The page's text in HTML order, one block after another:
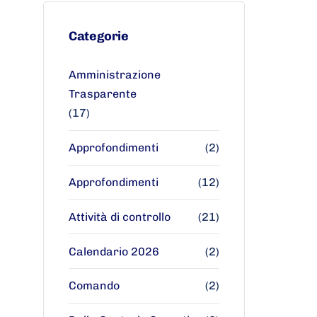
Categorie
Amministrazione
Trasparente
(17)
Approfondimenti (2)
Approfondimenti (12)
Attività di controllo (21)
Calendario 2026 (2)
Comando (2)